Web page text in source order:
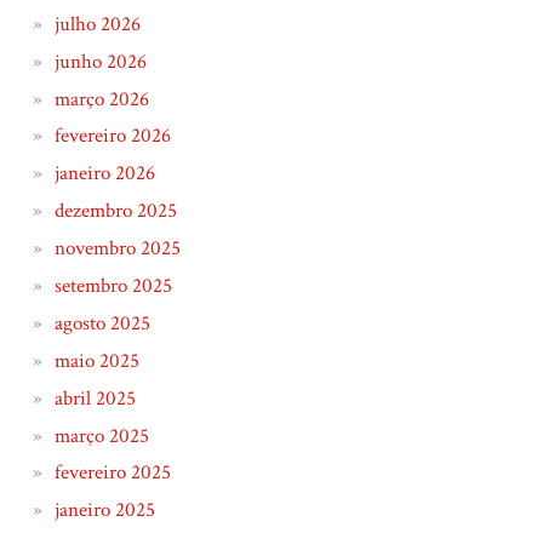
julho 2026
junho 2026
março 2026
fevereiro 2026
janeiro 2026
dezembro 2025
novembro 2025
setembro 2025
agosto 2025
maio 2025
abril 2025
março 2025
fevereiro 2025
janeiro 2025